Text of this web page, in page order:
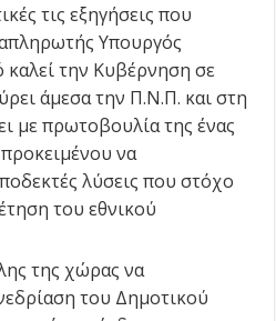
τις εξηγήσεις που
Υπουργός
καλεί την Κυβέρνηση σε
άμεσα την Π.Ν.Π. και στη
με πρωτοβουλία της ένας
προκειμένου να
λύσεις που στόχο
του εθνικού
της χώρας να
του Δημοτικού